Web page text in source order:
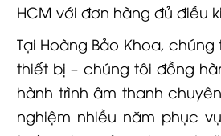
HCM với đơn hàng đủ điều
Tại Hoàng Bảo Khoa,
thiết bị – chúng tôi đồng
hành trình âm thanh
nghiệm nhiều năm phục